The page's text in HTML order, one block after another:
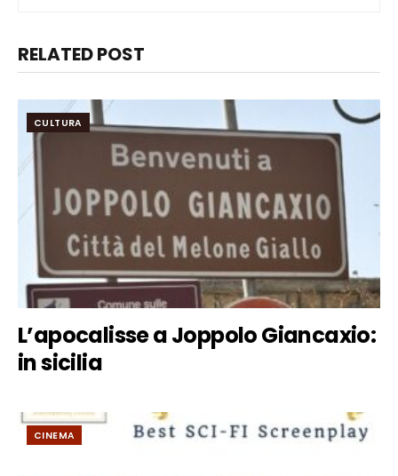
RELATED POST
CULTURA
L’apocalisse a Joppolo Giancaxio:
in sicilia
CINEMA